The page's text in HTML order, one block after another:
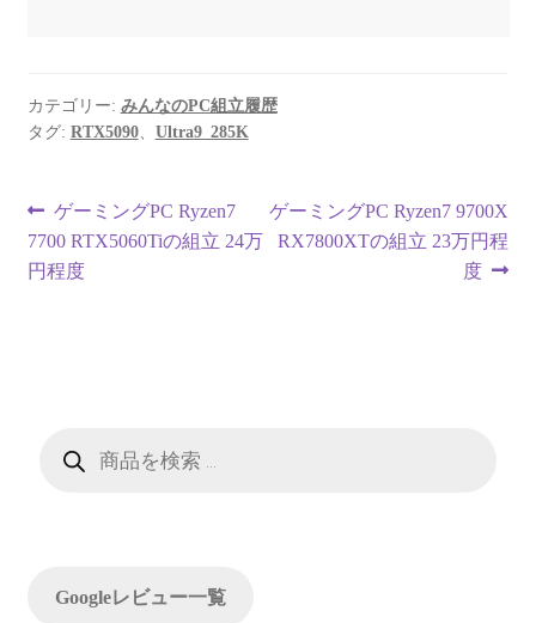
カテゴリー: みんなのPC組立履歴
タグ: RTX5090、 Ultra9_285K
投
稿
ー
ン
前
の
投
ゲーミングPC Ryzen7
7700 RTX5060Tiの組立 24万
円程度
次
の
ゲーミングPC Ryzen7 9700X
RX7800XTの組立 23万円程
度
Googleレビュー一覧